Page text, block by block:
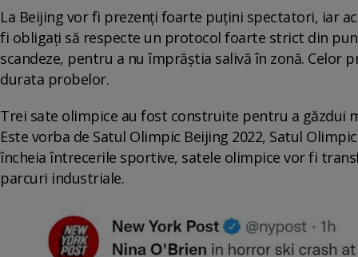
La Beijing vor fi prezenți foarte puțini spectatori, iar
fi obligați să respecte un protocol foarte strict din
scandeze, pentru a nu împrăștia salivă în zonă. Celor
durata probelor.
Trei sate olimpice au fost construite pentru a găzdui
Este vorba de Satul Olimpic Beijing 2022, Satul
încheia întrecerile sportive, satele olimpice vor fi
parcuri industriale.